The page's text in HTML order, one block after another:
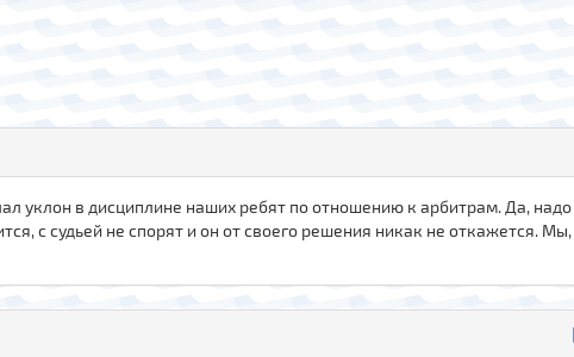
уклон в дисциплине наших ребят по отношению к арбитрам. Да,
с судьей не спорят и он от своего решения никак не откажется.